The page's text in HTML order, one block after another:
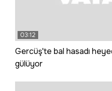
03:12
Gercüş'te bal hasadı
gülüyor